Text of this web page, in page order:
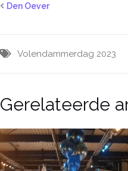
Den Oever
Volendammerdag 2023
Gerelateerde